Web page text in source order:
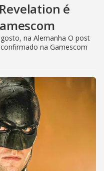
é
na Alemanha O post
na Gamescom